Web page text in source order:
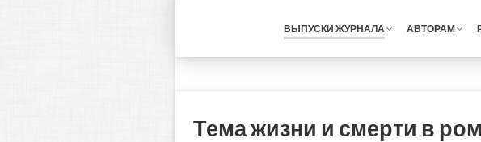
ВЫПУСКИ ЖУРНАЛА АВТОРАМ
Тема жизни и смерти в